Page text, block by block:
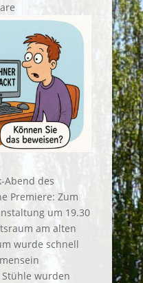
Abend des
Premiere: Zum
um 19.30
am alten
wurde schnell
wurden